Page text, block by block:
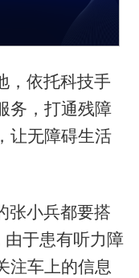
，依托科技手
务，打通残障
让无障碍生活
张小兵都要搭
于患有听力障
注车上的信息